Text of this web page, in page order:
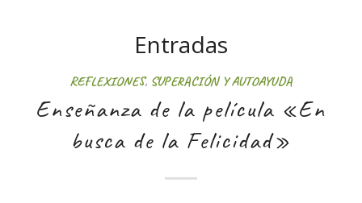
Entradas
REFLEXIONES, SUPERACIÓN Y AUTOAYUDA
Enseñanza de la película «En
busca de la Felicidad»